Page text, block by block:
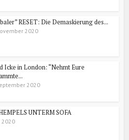
RESET: Die Demaskierung des...
2020
Icke in London: “Nehmt Eure
2020
UNTERM SOFA
2020